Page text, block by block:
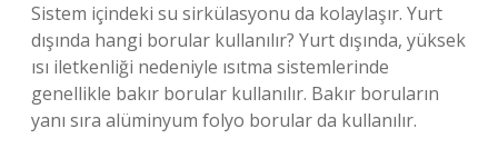
Sistem içindeki su sirkülasyonu da kolaylaşır. Yurt
dışında hangi borular kullanılır? Yurt dışında, yüksek
ısı iletkenliği nedeniyle ısıtma sistemlerinde
genellikle bakır borular kullanılır. Bakır boruların
yanı sıra alüminyum folyo borular da kullanılır.